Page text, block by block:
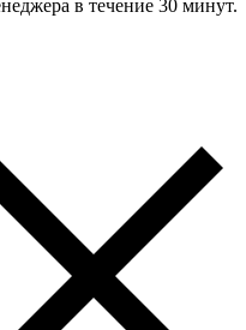
в течение 30 минут.